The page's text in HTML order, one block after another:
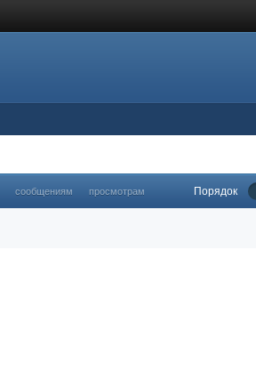
сообщениям просмотрам Порядок